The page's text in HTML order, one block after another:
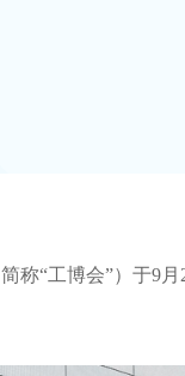
称“工博会”）于9